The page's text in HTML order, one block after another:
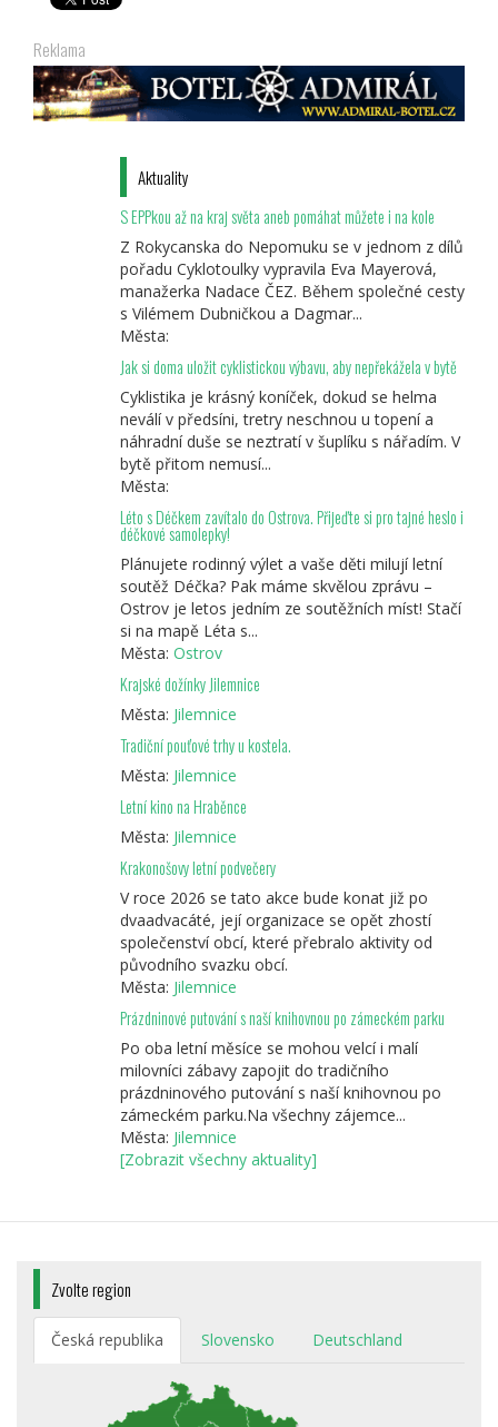
Reklama
Aktuality
S EPPkou až na kraj světa aneb pomáhat můžete i na kole
Z Rokycanska do Nepomuku se v jednom z dílů
pořadu Cyklotoulky vypravila Eva Mayerová,
manažerka Nadace ČEZ. Během společné cesty
s Vilémem Dubničkou a Dagmar...
Města:
Jak si doma uložit cyklistickou výbavu, aby nepřekážela v bytě
Cyklistika je krásný koníček, dokud se helma
neválí v předsíni, tretry neschnou u topení a
náhradní duše se neztratí v šuplíku s nářadím. V
bytě přitom nemusí...
Města:
Léto s Déčkem zavítalo do Ostrova. Přijeďte si pro tajné heslo i
déčkové samolepky!
Plánujete rodinný výlet a vaše děti milují letní
soutěž Déčka? Pak máme skvělou zprávu –
Ostrov je letos jedním ze soutěžních míst! Stačí
si na mapě Léta s...
Města: Ostrov
Krajské dožínky Jilemnice
Města: Jilemnice
Tradiční pouťové trhy u kostela.
Města: Jilemnice
Letní kino na Hraběnce
Města: Jilemnice
Krakonošovy letní podvečery
V roce 2026 se tato akce bude konat již po
dvaadvacáté, její organizace se opět zhostí
společenství obcí, které přebralo aktivity od
původního svazku obcí.
Města: Jilemnice
Prázdninové putování s naší knihovnou po zámeckém parku
Po oba letní měsíce se mohou velcí i malí
milovníci zábavy zapojit do tradičního
prázdninového putování s naší knihovnou po
zámeckém parku.Na všechny zájemce...
Města: Jilemnice
[Zobrazit všechny aktuality]
Zvolte region
Česká republika Slovensko Deutschland